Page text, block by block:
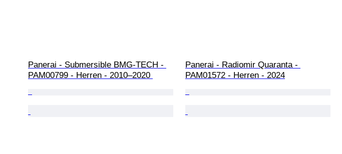
Panerai - Submersible BMG-TECH -
PAM00799 - Herren - 2010–2020
Panerai - Radiomir Quaranta -
PAM01572 - Herren - 2024